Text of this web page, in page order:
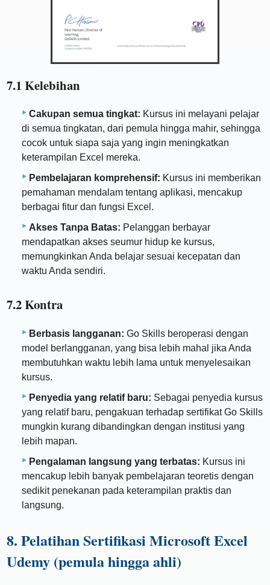
7.1 Kelebihan
Cakupan semua tingkat: Kursus ini melayani pelajar
di semua tingkatan, dari pemula hingga mahir, sehingga
cocok untuk siapa saja yang ingin meningkatkan
keterampilan Excel mereka.
Pembelajaran komprehensif: Kursus ini memberikan
pemahaman mendalam tentang aplikasi, mencakup
berbagai fitur dan fungsi Excel.
Akses Tanpa Batas: Pelanggan berbayar
mendapatkan akses seumur hidup ke kursus,
memungkinkan Anda belajar sesuai kecepatan dan
waktu Anda sendiri.
7.2 Kontra
Berbasis langganan: Go Skills beroperasi dengan
model berlangganan, yang bisa lebih mahal jika Anda
membutuhkan waktu lebih lama untuk menyelesaikan
kursus.
Penyedia yang relatif baru: Sebagai penyedia kursus
yang relatif baru, pengakuan terhadap sertifikat Go Skills
mungkin kurang dibandingkan dengan institusi yang
lebih mapan.
Pengalaman langsung yang terbatas: Kursus ini
mencakup lebih banyak pembelajaran teoretis dengan
sedikit penekanan pada keterampilan praktis dan
langsung.
8. Pelatihan Sertifikasi Microsoft Excel
Udemy (pemula hingga ahli)